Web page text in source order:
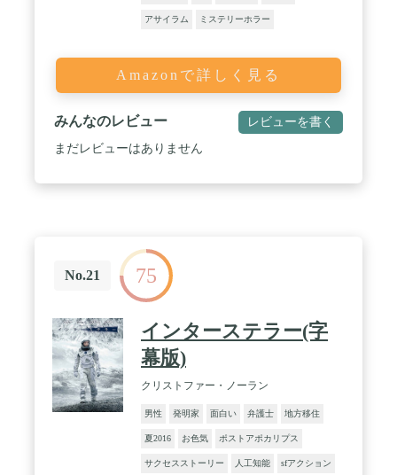
アサイラム ミステリーホラー
Amazonで詳しく見る
みんなのレビュー レビューを書く
まだレビューはありません
No.21 75
インターステラー(字
幕版)
クリストファー・ノーラン
男性 発明家 面白い 弁護士 地方移住
夏2016 お色気 ポストアポカリプス
サクセスストーリー 人工知能 sfアクション